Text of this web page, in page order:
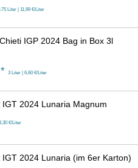
Liter | 11,99 €/Liter
IGP 2024 Bag in Box 3l
3 Liter | 6,60 €/Liter
IGT 2024 Lunaria Magnum
€/Liter
IGT 2024 Lunaria (im 6er Karton)